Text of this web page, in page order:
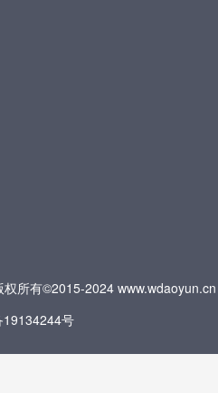
所有©2015-2024 www.wdaoyun.cn
19134244号